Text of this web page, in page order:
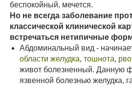
беспокойный, мечется.
Но не всегда заболевание
классической клинической
встречаться нетипичные
Абдоминальный вид -
области желудка, тошнота,
живот болезненный. Данную
язвенной болезнью желудка,